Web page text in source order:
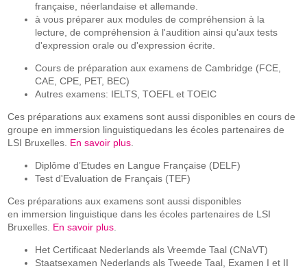
française, néerlandaise et allemande.
à vous préparer aux modules de compréhension à la
lecture, de compréhension à l'audition ainsi qu'aux tests
d'expression orale ou d'expression écrite.
Cours de préparation aux examens de Cambridge (FCE,
CAE, CPE, PET, BEC)
Autres examens: IELTS, TOEFL et TOEIC
Ces préparations aux examens sont aussi disponibles en cours de
groupe en immersion linguistiquedans les écoles partenaires de
LSI Bruxelles. En savoir plus
Diplôme d’Etudes en Langue Française (DELF)
Test d'Evaluation de Français (TEF)
Ces préparations aux examens sont aussi disponibles
en immersion linguistique dans les écoles partenaires de LSI
Bruxelles. En savoir plus
Het Certificaat Nederlands als Vreemde Taal (CNaVT)
Staatsexamen Nederlands als Tweede Taal, Examen I et II